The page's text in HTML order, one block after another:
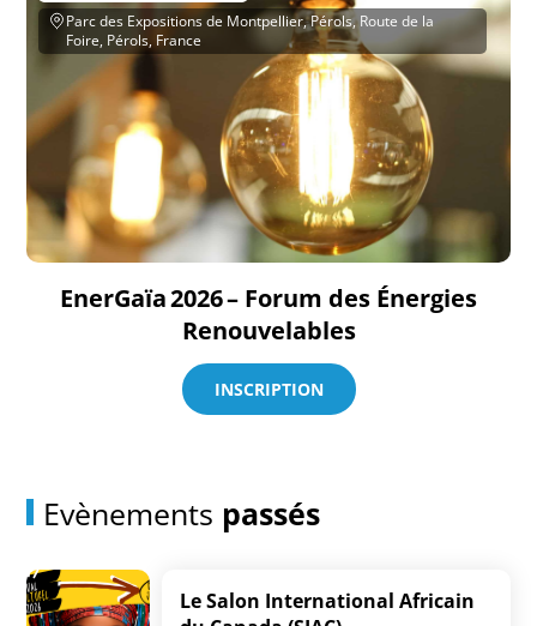
Parc des Expositions de Montpellier, Pérols, Route de la
Foire, Pérols, France
EnerGaïa 2026 – Forum des Énergies
Renouvelables
INSCRIPTION
Evènements passés
Le Salon International Africain